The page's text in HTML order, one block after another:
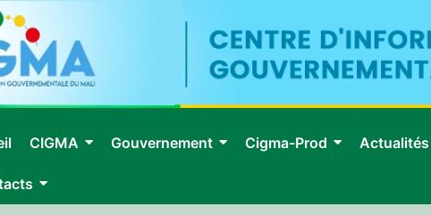
CIGMA Gouvernement Cigma-Prod Actualités